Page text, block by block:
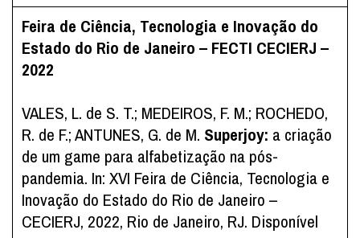
Feira de Ciência, Tecnologia e Inovação do
Estado do Rio de Janeiro – FECTI CECIERJ –
2022
VALES, L. de S. T.; MEDEIROS, F. M.; ROCHEDO,
R. de F.; ANTUNES, G. de M. Superjoy: a criação
de um game para alfabetização na pós-
pandemia. In: XVI Feira de Ciência, Tecnologia e
Inovação do Estado do Rio de Janeiro –
CECIERJ, 2022, Rio de Janeiro, RJ. Disponível